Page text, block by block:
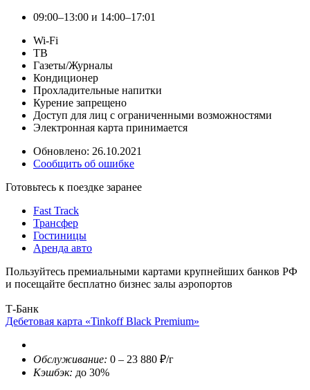
09:00–13:00 и 14:00–17:01
Wi-Fi
ТВ
Газеты/Журналы
Кондиционер
Прохладительные напитки
Курение запрещено
Доступ для лиц с ограниченными возможностями
Электронная карта принимается
Обновлено: 26.10.2021
Сообщить об ошибке
Готовьтесь к поездке заранее
Fast Track
Трансфер
Гостиницы
Аренда авто
Пользуйтесь премиальными картами крупнейших банков РФ
и посещайте бесплатно бизнес залы аэропортов
Т-Банк
Дебетовая карта «Tinkoff Black Premium»
Обслуживание: 0 – 23 880 ₽/г
Кэшбэк: до 30%